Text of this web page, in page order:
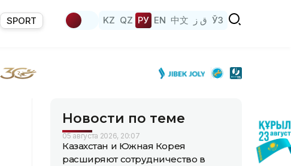
SPORT KZ QZ РУ EN 中文 ق ز ЎЗ
Новости по теме
05 августа 2026, 20:07
Казахстан и Южная Корея
расширяют сотрудничество в